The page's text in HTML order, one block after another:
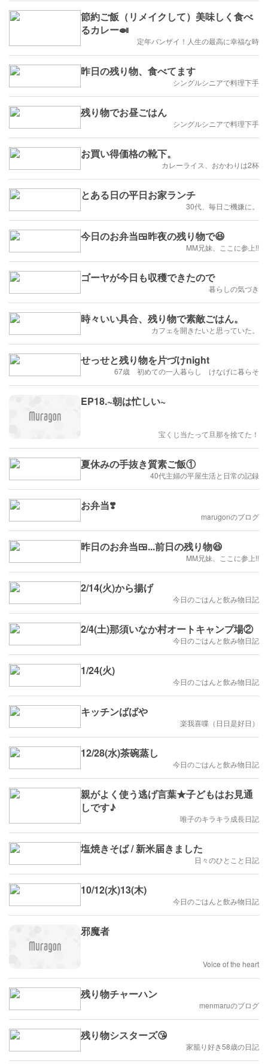
節約ご飯（リメイクして）美味しく食べ
るカレー🍛
定年バンザイ！人生の最高に幸福な時
昨日の残り物、食べてます
シングルシニアで料理下手
残り物でお昼ごはん
シングルシニアで料理下手
お買い得価格の靴下。
カレーライス、おかわりは2杯
とある日の平日お家ランチ
30代、毎日ご機嫌に。
今日のお弁当🍱昨夜の残り物で😆
MM兄妹、ここに参上!!
ゴーヤが今日も収穫できたので
暮らしの気づき
時々いい具合、残り物で素敵ごはん。
カフェを開きたいと思っていた。
せっせと残り物を片づけnight
67歳 初めての一人暮らし けなげに暮らそ
EP18.~朝は忙しい~
宝くじ当たって旦那を捨てた！
夏休みの手抜き質素ご飯①
40代主婦の平屋生活と日常の記録
お弁当❣️
marugonのブログ
昨日のお弁当🍱...前日の残り物😆
MM兄妹、ここに参上!!
2/14(火)から揚げ
今日のごはんと飲み物日記
2/4(土)那須いなか村オートキャンプ場②
今日のごはんと飲み物日記
1/24(火)
今日のごはんと飲み物日記
キッチンばばや
楽我喜喋（日日是好日）
12/28(水)茶碗蒸し
今日のごはんと飲み物日記
親がよく使う逃げ言葉★子どもはお見通
しです♪
唯子のキラキラ成長日記
塩焼きそば / 新米届きました
日々のひとこと日記
10/12(水)13(木)
今日のごはんと飲み物日記
邪魔者
Voice of the heart
残り物チャーハン
menmaruのブログ
残り物シスターズ😘
家籠り好き58歳の日記